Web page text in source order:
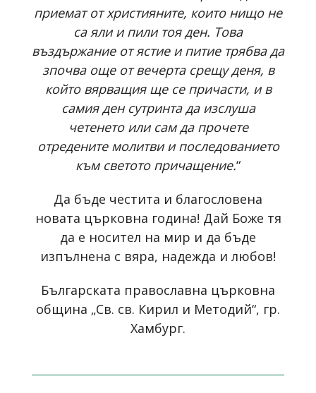
приемат от християните, които нищо не
са яли и пили тоя ден. Това
въздържание от ястие и питие трябва да
зпочва още от вечерта срещу деня, в
който вярващия ще се причасти, и в
самия ден сутринта да изслуша
четенето или сам да прочете
отредените молитви и последованието
към светото причащение.“
Да бъде честита и благословена
новата църковна година! Дай Боже тя
да е носител на мир и да бъде
изпълнена с вяра, надежда и любов!
Българската православна църковна
община „Св. св. Кирил и Методий“, гр.
Хамбург.